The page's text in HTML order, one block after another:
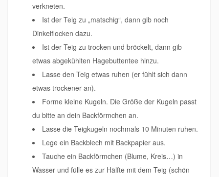
verkneten.
Ist der Teig zu „matschig“, dann gib noch
Dinkelflocken dazu.
Ist der Teig zu trocken und bröckelt, dann gib
etwas abgekühlten Hagebuttentee hinzu.
Lasse den Teig etwas ruhen (er fühlt sich dann
etwas trockener an).
Forme kleine Kugeln. Die Größe der Kugeln passt
du bitte an dein Backförmchen an.
Lasse die Teigkugeln nochmals 10 Minuten ruhen.
Lege ein Backblech mit Backpapier aus.
Tauche ein Backförmchen (Blume, Kreis…) in
Wasser und fülle es zur Hälfte mit dem Teig (schön